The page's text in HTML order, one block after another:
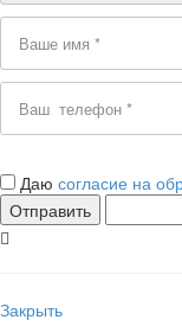
Даю согласие на
Закрыть